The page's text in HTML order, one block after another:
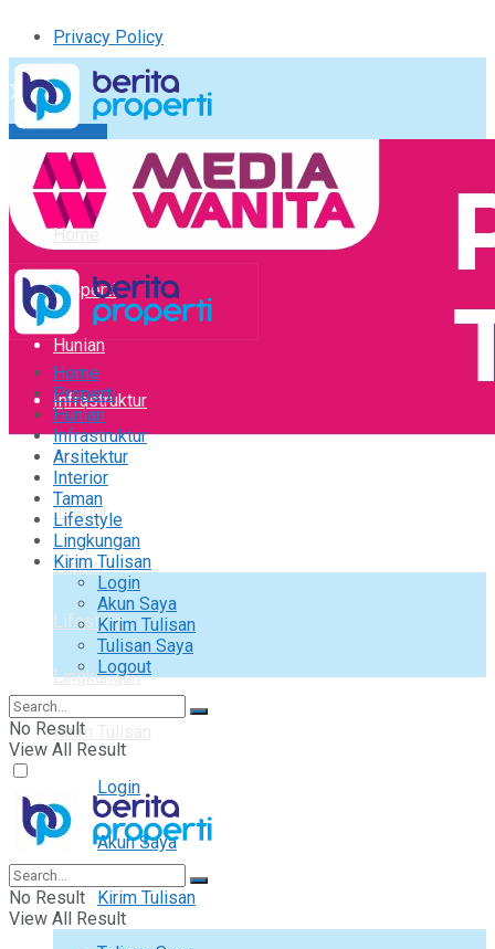
Privacy Policy
Kirim Tulisan
Tulisan Saya
Logout
Home
Properti
Hunian
Infrastruktur
Arsitektur
Interior
Taman
Lifestyle
Lingkungan
Kirim Tulisan
Login
Akun Saya
Kirim Tulisan
Home
Properti
Hunian
Infrastruktur
Arsitektur
Interior
Taman
Lifestyle
Lingkungan
Kirim Tulisan
Login
Akun Saya
Kirim Tulisan
Tulisan Saya
Logout
No Result
View All Result
No Result
View All Result